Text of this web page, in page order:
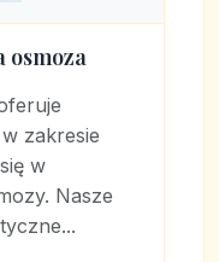
zakresie
w
Nasze